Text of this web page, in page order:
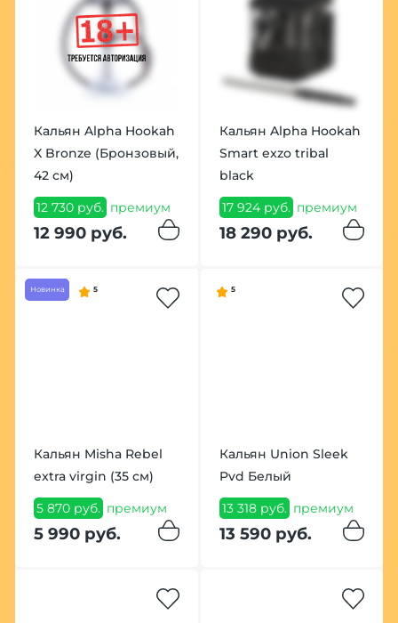
Кальян Alpha Hookah
X Bronze (Бронзовый,
42 см)
12 730 руб. премиум
12 990 руб.
Кальян Alpha Hookah
Smart exzo tribal
black
17 924 руб. премиум
18 290 руб.
Новинка 5
Кальян Misha Rebel
extra virgin (35 см)
5 870 руб. премиум
5 990 руб.
5
Кальян Union Sleek
Pvd Белый
13 318 руб. премиум
13 590 руб.